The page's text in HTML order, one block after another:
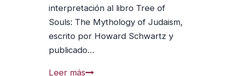
interpretación al libro Tree of
Souls: The Mythology of Judaism,
escrito por Howard Schwartz y
publicado…
Leer másLos